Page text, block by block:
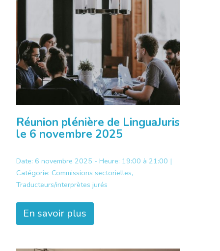
Réunion plénière de LinguaJuris
le 6 novembre 2025
Date: 6 novembre 2025 - Heure: 19:00 à 21:00 |
Catégorie: Commissions sectorielles,
Traducteurs/interprètes jurés
En savoir plus